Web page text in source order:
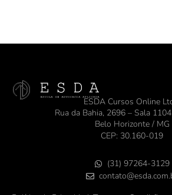
ESDA Cursos Online
Rua da Bahia, 2696 – Sala
Belo Horizonte / MG
CEP: 30.160-019
(31) 97264-3129